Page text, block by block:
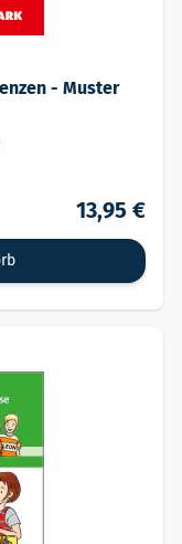
- Muster
13,95 €